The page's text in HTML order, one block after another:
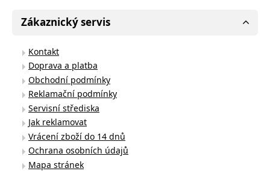
Zákaznický servis
Kontakt
Doprava a platba
Obchodní podmínky
Reklamační podmínky
Servisní střediska
Jak reklamovat
Vrácení zboží do 14 dnů
Ochrana osobních údajů
Mapa stránek